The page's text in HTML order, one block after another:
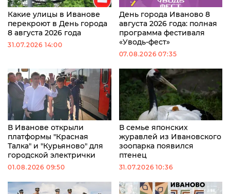
Какие улицы в Иванове
перекроют в День города
8 августа 2026 года
31.07.2026 14:00
День города Иваново 8
августа 2026 года: полная
программа фестиваля
«Уводь-фест»
07.08.2026 07:35
В Иванове открыли
платформы "Красная
Талка" и "Курьяново" для
городской электрички
01.08.2026 09:50
В семье японских
журавлей из Ивановского
зоопарка появился
птенец
31.07.2026 10:36